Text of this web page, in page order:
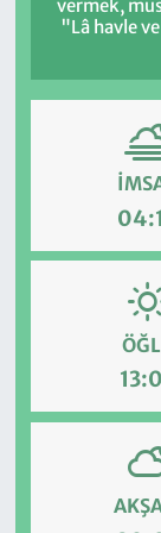
vermek,
"Lâ havle